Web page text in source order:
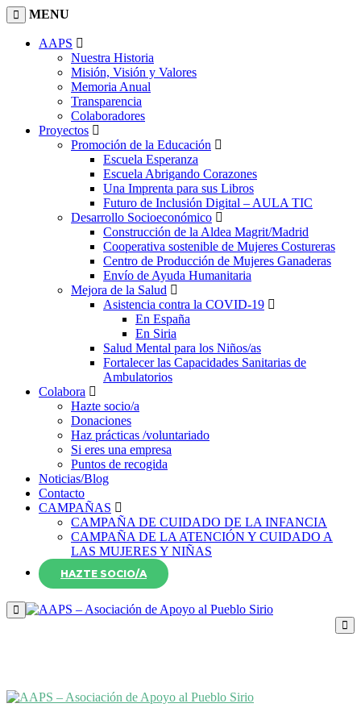
MENU
AAPS
Nuestra Historia
Misión, Visión y Valores
Memoria Anual
Transparencia
Colaboradores
Proyectos
Promoción de la Educación
Escuela Esperanza
Escuela Abrigando Corazones
Una Imprenta para sus Libros
Futuro de Inclusión Digital – AULA TIC
Desarrollo Socioeconómico
Construcción de la Aldea Magrit/Madrid
Cooperativa sostenible de Mujeres Costureras
Centro de Producción de Mujeres Ganaderas
Envío de Ayuda Humanitaria
Mejora de la Salud
Asistencia contra la COVID-19
En España
En Siria
Salud Mental para los Niños/as
Fortalecer las Capacidades Sanitarias de
Ambulatorios
Colabora
Hazte socio/a
Donaciones
Haz prácticas /voluntariado
Si eres una empresa
Puntos de recogida
Noticias/Blog
Contacto
CAMPAÑAS
CAMPAÑA DE CUIDADO DE LA INFANCIA
CAMPAÑA DE LA ATENCIÓN Y CUIDADO A
LAS MUJERES Y NIÑAS
HAZTE SOCIO/A